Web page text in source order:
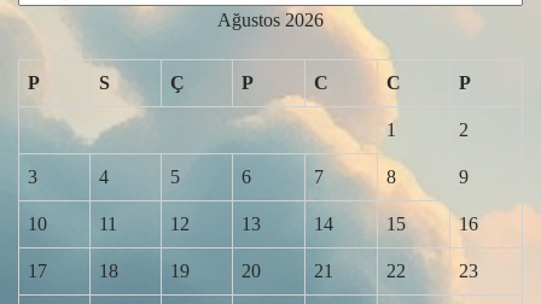
Ağustos 2026
P S Ç P C C P
1 2
3 4 5 6 7 8 9
10 11 12 13 14 15 16
17 18 19 20 21 22 23